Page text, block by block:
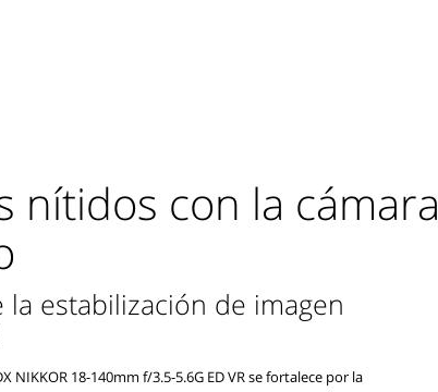
nítidos con la cámara
la estabilización de imagen
NIKKOR 18-140mm f/3.5-5.6G ED VR se fortalece por la